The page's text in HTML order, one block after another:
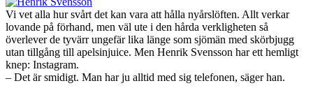
Vi vet alla hur svårt det kan vara att hålla nyårslöften. Allt verkar
lovande på förhand, men väl ute i den hårda verkligheten så
överlever de tyvärr ungefär lika länge som sjömän med skörbjugg
utan tillgång till apelsinjuice. Men Henrik Svensson har ett hemligt
knep: Instagram.
– Det är smidigt. Man har ju alltid med sig telefonen, säger han.